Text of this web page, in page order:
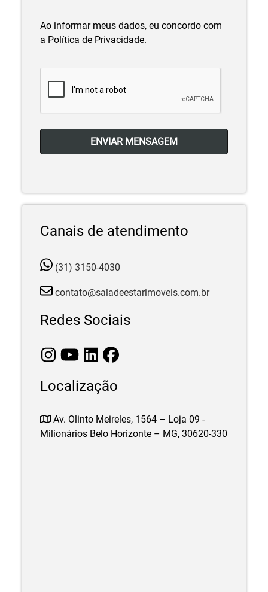
Ao informar meus dados, eu concordo com
a Política de Privacidade.
ENVIAR MENSAGEM
Canais de atendimento
(31) 3150-4030
contato@saladeestarimoveis.com.br
Redes Sociais
Localização
Av. Olinto Meireles, 1564 – Loja 09 -
Milionários Belo Horizonte – MG, 30620-330